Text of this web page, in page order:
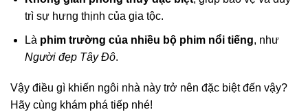
trì sự hưng thịnh của gia tộc.
Là phim trường của nhiều bộ phim nổi tiếng, như
Người đẹp Tây Đô.
Vậy điều gì khiến ngôi nhà này trở nên đặc biệt đến vậy?
Hãy cùng khám phá tiếp nhé!